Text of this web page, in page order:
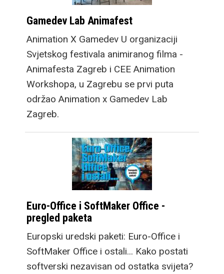
Gamedev Lab Animafest
Animation X Gamedev U organizaciji
Svjetskog festivala animiranog filma -
Animafesta Zagreb i CEE Animation
Workshopa, u Zagrebu se prvi puta
održao Animation x Gamedev Lab
Zagreb.
Euro-Office i SoftMaker Office -
pregled paketa
Europski uredski paketi: Euro-Office i
SoftMaker Office i ostali... Kako postati
softverski nezavisan od ostatka svijeta?